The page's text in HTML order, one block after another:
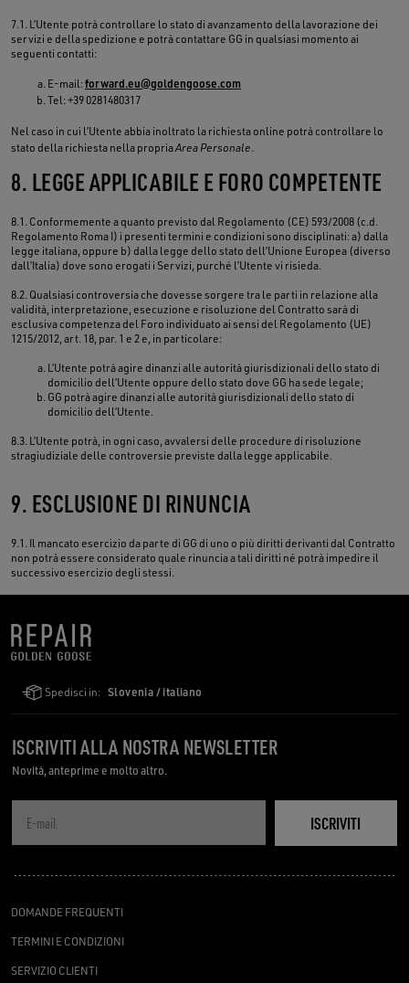
7.1. L’Utente potrà controllare lo stato di avanzamento della lavorazione dei
servizi e della spedizione e potrà contattare GG in qualsiasi momento ai
seguenti contatti:
E-mail:forward.eu@goldengoose.com
Tel: +39 0281480317
Nel caso in cui l’Utente abbia inoltrato la richiesta online potrà controllare lo
stato della richiesta nella propriaArea Personale.
8. LEGGE APPLICABILE E FORO COMPETENTE
8.1. Conformemente a quanto previsto dal Regolamento (CE) 593/2008 (c.d.
Regolamento Roma I) i presenti termini e condizioni sono disciplinati: a) dalla
legge italiana, oppure b) dalla legge dello stato dell’Unione Europea (diverso
dall’Italia) dove sono erogati i Servizi, purché l’Utente vi risieda.
8.2. Qualsiasi controversia che dovesse sorgere tra le parti in relazione alla
validità, interpretazione, esecuzione e risoluzione del Contratto sarà di
esclusiva competenza del Foro individuato ai sensi del Regolamento (UE)
1215/2012, art. 18, par. 1 e 2 e, in particolare:
L’Utente potrà agire dinanzi alle autorità giurisdizionali dello stato di
domicilio dell’Utente oppure dello stato dove GG ha sede legale;
GG potrà agire dinanzi alle autorità giurisdizionali dello stato di
domicilio dell’Utente.
8.3. L’Utente potrà, in ogni caso, avvalersi delle procedure di risoluzione
stragiudiziale delle controversie previste dalla legge applicabile.
9. ESCLUSIONE DI RINUNCIA
9.1. Il mancato esercizio da parte di GG di uno o più diritti derivanti dal Contratto
non potrà essere considerato quale rinuncia a tali diritti né potrà impedire il
successivo esercizio degli stessi.
Spedisci in: Slovenia / italiano
DOMANDE FREQUENTI
TERMINI E CONDIZIONI
SERVIZIO CLIENTI
ISCRIVITI ALLA NOSTRA NEWSLETTER
Novità, anteprime e molto altro.
ISCRIVITI